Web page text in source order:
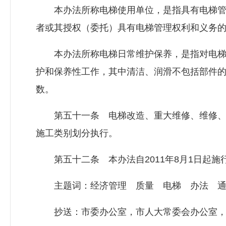
本办法所称电梯使用单位，是指具有电梯管
者或其授权（委托）具有电梯管理权利和义务
本办法所称电梯日常维护保养，是指对电梯
护和保养性工作，其中清洁、润滑不包括部件
数。
第五十一条 电梯改造、重大维修、维修、
施工类别划分执行。
第五十二条 本办法自2011年8月1日起施
主题词：经济管理 质量 电梯 办法
抄送：市委办公室，市人大常委会办公室